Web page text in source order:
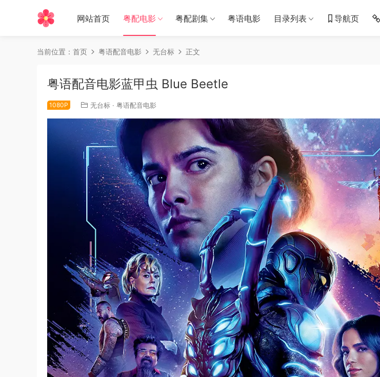
网站首页 粤配电影 粤配剧集 粤语电影 目录列表 导航页
当前位置： 首页 粤语配音电影 无台标 正文
粤语配音电影蓝甲虫 Blue Beetle
1080P 无台标 · 粤语配音电影